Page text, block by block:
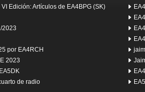
Edición: Artículos de EA4BPG (SK)
2023
por EA4RCH
2023
de radio